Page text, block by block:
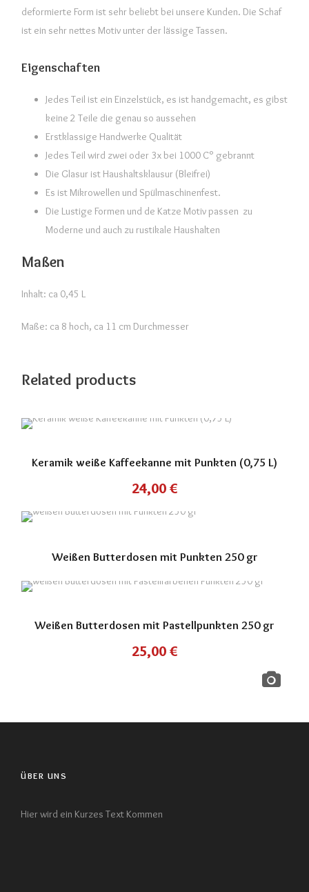
deformierte Form ist sehr beliebt bei unsere Kunden. Die Schaf
ist ein sehr nettes Motiv unter der lässige Tassen.
Eigenschaften
Jedes Teil ist ein Einzelstück, es ist handgemacht, es gibst
keine 2 Teile die genau so aussehen
Erstklassige Handwerke Qualität
Jedes Teil wird zwei oder 3x bei 1000 C° gebrannt
Die Glasur ist Haushaltsklausur (Bleifrei)
Es ist Mikrowellen und Spülmaschinenfest.
Die Lustige Formen und de Katze Motiv passen zu
Moderne und auch zu rustikale Haushalten
Maßen
Inhalt: ca 0,45 L
Maße: ca 8 hoch, ca 11 cm Durchmesser
Related products
Keramik weiße Kaffeekanne mit Punkten (0,75 L)
24,00 €
Weißen Butterdosen mit Punkten 250 gr
Weißen Butterdosen mit Pastellpunkten 250 gr
25,00 €
ÜBER UNS
Hier wird ein Kurzes Text Kommen